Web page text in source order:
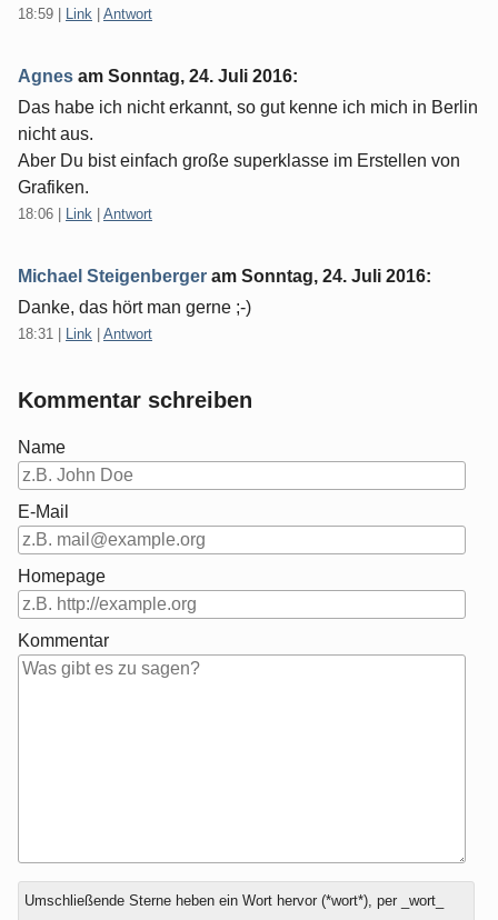
18:59 Link Antwort
Agnes am Sonntag, 24. Juli 2016:
Das habe ich nicht erkannt, so gut kenne ich mich in Berlin
nicht aus.
Aber Du bist einfach große superklasse im Erstellen von
Grafiken.
18:06 Link Antwort
Michael Steigenberger am Sonntag, 24. Juli 2016:
Danke, das hört man gerne ;-)
18:31 Link Antwort
Kommentar schreiben
Name
E-Mail
Homepage
Kommentar
Antwort
Umschließende Sterne heben ein Wort hervor (*wort*), per _wort_